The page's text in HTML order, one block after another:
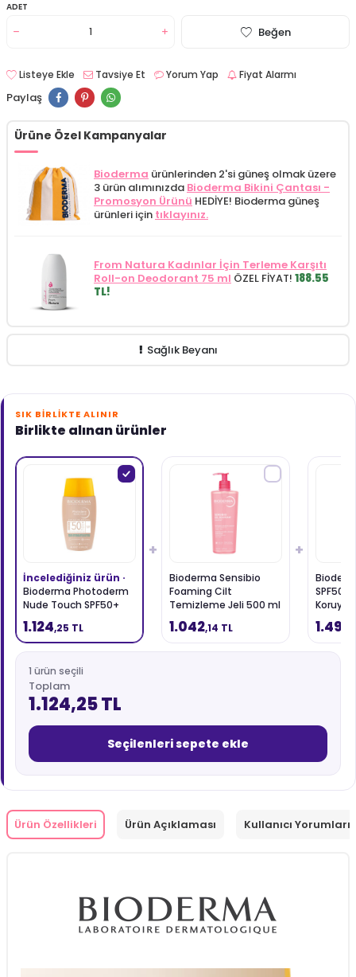
ADET
Beğen
Listeye Ekle Tavsiye Et Yorum Yap Fiyat Alarmı
Paylaş
Ürüne Özel Kampanyalar
Bioderma ürünlerinden 2'si güneş olmak üzere
3 ürün alımınızda Bioderma Bikini Çantası -
Promosyon Ürünü HEDİYE! Bioderma güneş
ürünleri için tıklayınız.
From Natura Kadınlar İçin Terleme Karşıtı
Roll-on Deodorant 75 ml ÖZEL FİYAT! 188.55
TL!
Sağlık Beyanı
SIK BIRLIKTE ALINIR
Birlikte alınan ürünler
İncelediğiniz ürün ·
Bioderma Photoderm
Nude Touch SPF50+
Light 40 ml
1.124,25 TL
+
Bioderma Sensibio
Foaming Cilt
Temizleme Jeli 500 ml
1.042,14 TL
+
SPF50+
1.499
1 ürün seçili
Toplam
1.124,25 TL
Seçilenleri sepete ekle
Ürün Özellikleri Ürün Açıklaması Kullanıcı Yorumları